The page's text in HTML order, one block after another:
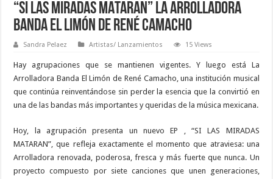
“SI LAS MIRADAS MATARAN” La Arrolladora
Banda El Limón de René Camacho
Sandra Pelaez Artistas/ Lanzamientos 15 Views
Hay agrupaciones que se mantienen vigentes. Y luego está La
Arrolladora Banda El Limón de René Camacho, una institución musical
que continúa reinventándose sin perder la esencia que la convirtió en
una de las bandas más importantes y queridas de la música mexicana.
Hoy, la agrupación presenta un nuevo EP , “SI LAS MIRADAS
MATARAN”, que refleja exactamente el momento que atraviesa: una
Arrolladora renovada, poderosa, fresca y más fuerte que nunca. Un
proyecto compuesto por siete canciones que unen generaciones,